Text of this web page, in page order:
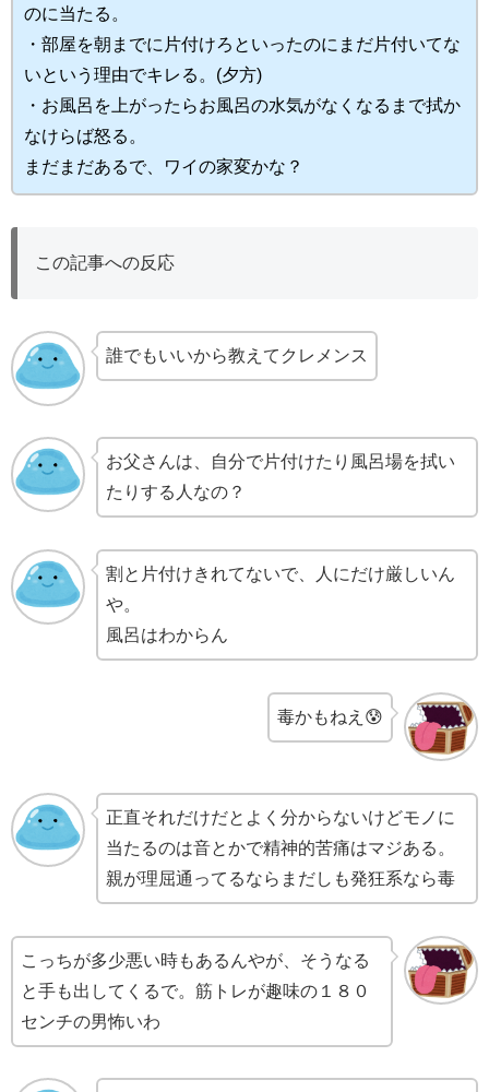
のに当たる。
・部屋を朝までに片付けろといったのにまだ片付いてな
いという理由でキレる。(夕方)
・お風呂を上がったらお風呂の水気がなくなるまで拭か
なけらば怒る。
まだまだあるで、ワイの家変かな？
この記事への反応
誰でもいいから教えてクレメンス
お父さんは、自分で片付けたり風呂場を拭い
たりする人なの？
割と片付けきれてないで、人にだけ厳しいん
や。
風呂はわからん
毒かもねえ😰
正直それだけだとよく分からないけどモノに
当たるのは音とかで精神的苦痛はマジある。
親が理屈通ってるならまだしも発狂系なら毒
こっちが多少悪い時もあるんやが、そうなる
と手も出してくるで。筋トレが趣味の１８０
センチの男怖いわ